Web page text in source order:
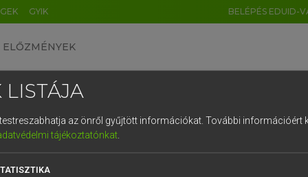
GYIK BELÉPÉS EDUID-
ELŐZMÉNYEK
szótár
LISTÁJA
az önről gyűjtött információkat. További információért
tájékoztatónkat.
DE CN FR ES IT NL
1 2 3 4 5 6 7 8 9